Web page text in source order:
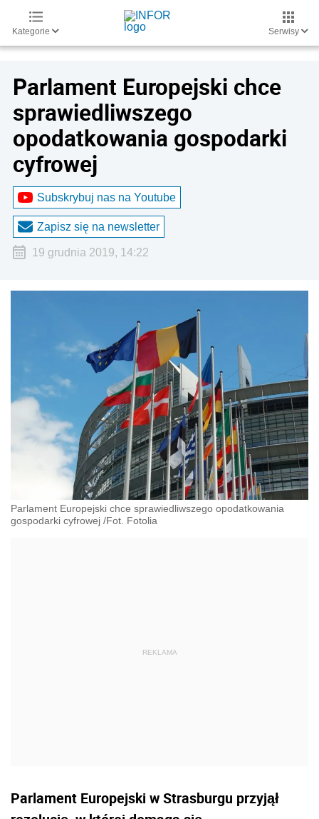
Kategorie Serwisy
Parlament Europejski chce
sprawiedliwszego
opodatkowania gospodarki
cyfrowej
Subskrybuj nas na Youtube
Zapisz się na newsletter
19 grudnia 2019, 14:22
Parlament Europejski chce sprawiedliwszego opodatkowania
gospodarki cyfrowej /Fot. Fotolia
Parlament Europejski w Strasburgu przyjął